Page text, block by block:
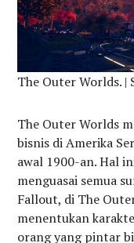
The Outer Worlds. |
The Outer Worlds
bisnis di Amerika
awal 1900-an. Hal
menguasai semua
Fallout, di The
menentukan
orang yang pintar